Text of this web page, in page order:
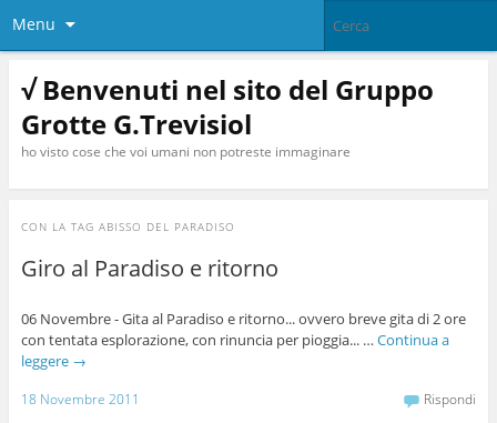
Menu
√ Benvenuti nel sito del Gruppo
Grotte G.Trevisiol
ho visto cose che voi umani non potreste immaginare
CON LA TAG ABISSO DEL PARADISO
Giro al Paradiso e ritorno
06 Novembre - Gita al Paradiso e ritorno... ovvero breve gita di 2 ore
con tentata esplorazione, con rinuncia per pioggia... … Continua a
leggere →
18 Novembre 2011 Rispondi